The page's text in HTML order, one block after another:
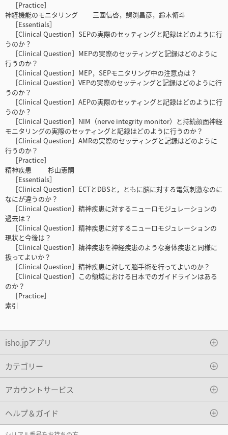
［Practice］
神経機能のモニタリング 三國信啓，鰐渕昌彦，鈴木脩斗
［Essentials］
［Clinical Question］SEPの実際のセッティングと記録はどのように行
うのか？
［Clinical Question］MEPの実際のセッティングと記録はどのように
行うのか？
［Clinical Question］MEP，SEPモニタリング中の注意点は？
［Clinical Question］VEPの実際のセッティングと記録はどのように行
うのか？
［Clinical Question］AEPの実際のセッティングと記録はどのように行
うのか？
［Clinical Question］NIM（nerve integrity monitor）と持続顔面神経
モニタリングの実際のセッティングと記録はどのように行うのか？
［Clinical Question］AMRの実際のセッティングと記録はどのように
行うのか？
［Practice］
精神疾患 杉山憲嗣
［Essentials］
［Clinical Question］ECTとDBSと，ともに脳に対する電気刺激なのに
なにが違うのか？
［Clinical Question］精神疾患に対するニューロモジュレーションの
過去は？
［Clinical Question］精神疾患に対するニューロモジュレーションの
現状と今後は？
［Clinical Question］精神疾患を神経疾患のような身体疾患と同様に
扱ってよいか？
［Clinical Question］精神疾患に対して脳手術を行ってよいのか？
［Clinical Question］この領域における日本でのガイドラインはある
のか？
［Practice］
索引
isho.jpアプリ
カテゴリー
アカウントサービス
ヘルプ＆ガイド